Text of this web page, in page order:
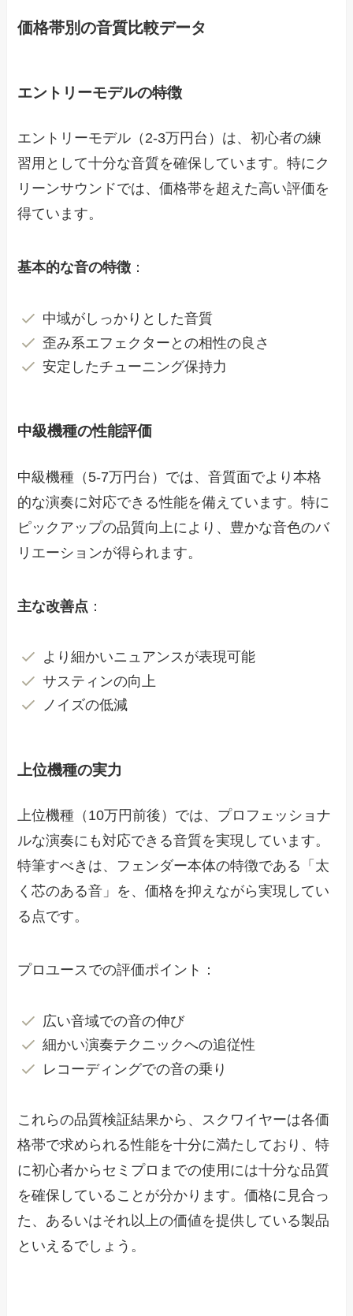
価格帯別の音質比較データ
エントリーモデルの特徴
エントリーモデル（2-3万円台）は、初心者の練
習用として十分な音質を確保しています。特にク
リーンサウンドでは、価格帯を超えた高い評価を
得ています。
基本的な音の特徴 ：
中域がしっかりとした音質
歪み系エフェクターとの相性の良さ
安定したチューニング保持力
中級機種の性能評価
中級機種（5-7万円台）では、音質面でより本格
的な演奏に対応できる性能を備えています。特に
ピックアップの品質向上により、豊かな音色のバ
リエーションが得られます。
主な改善点 ：
より細かいニュアンスが表現可能
サスティンの向上
ノイズの低減
上位機種の実力
上位機種（10万円前後）では、プロフェッショナ
ルな演奏にも対応できる音質を実現しています。
特筆すべきは、フェンダー本体の特徴である「太
く芯のある音」を、価格を抑えながら実現してい
る点です。
プロユースでの評価ポイント：
広い音域での音の伸び
細かい演奏テクニックへの追従性
レコーディングでの音の乗り
これらの品質検証結果から、スクワイヤーは各価
格帯で求められる性能を十分に満たしており、特
に初心者からセミプロまでの使用には十分な品質
を確保していることが分かります。価格に見合っ
た、あるいはそれ以上の価値を提供している製品
といえるでしょう。